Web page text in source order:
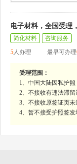
电子材料，全国受理
简化材料
咨询服务
5人办理 最早可办理
受理范围：
1、中国大陆因私护照
2、不接收有违法滞留
3、不接收原签证页未
4、暂不接受护照签发